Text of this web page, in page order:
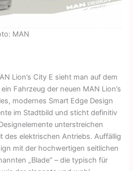
MAN
Lion’s City E sieht man auf dem
Fahrzeug der neuen MAN Lion’s
modernes Smart Edge Design
im Stadtbild und sticht definitiv
unterstreichen
des elektrischen Antriebs. Auffällig
mit der hochwertigen seitlichen
„Blade“ – die typisch für